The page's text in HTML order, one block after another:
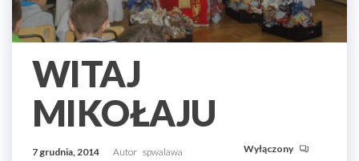
WITAJ
MIKOŁAJU
7 grudnia, 2014 Autor spwalawa Wyłączony